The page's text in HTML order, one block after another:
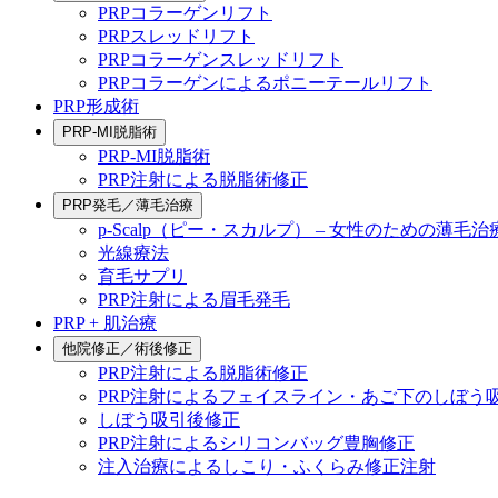
PRPコラーゲンリフト
PRPスレッドリフト
PRPコラーゲンスレッドリフト
PRPコラーゲンによるポニーテールリフト
PRP形成術
PRP-MI脱脂術
PRP-MI脱脂術
PRP注射による脱脂術修正
PRP発毛／薄毛治療
p-Scalp（ピー・スカルプ） – 女性のための薄毛治
光線療法
育毛サプリ
PRP注射による眉毛発毛
PRP + 肌治療
他院修正／術後修正
PRP注射による脱脂術修正
PRP注射によるフェイスライン・あご下のしぼう
しぼう吸引後修正
PRP注射によるシリコンバッグ豊胸修正
注入治療によるしこり・ふくらみ修正注射